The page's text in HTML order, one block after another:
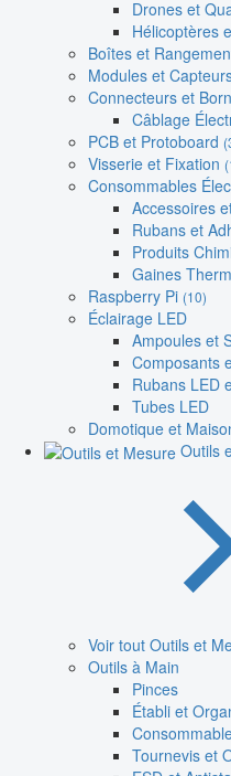
Drones et
Hélicoptères
Boîtes et
Modules et
Connecteurs et
Câblage
PCB et Protoboard
Visserie et Fixation
Consommables
Accessoires
Rubans et
Produits
Gaines
Raspberry Pi (10)
Éclairage LED
Ampoules et
Composants
Rubans LED
Tubes LED
Domotique et
Outils
Voir tout Outils et
Outils à Main
Pinces
Établi et
Tournevis et